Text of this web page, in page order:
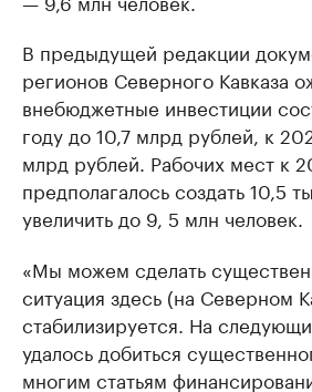
В предыдущей редакции
регионов Северного Кавказа
внебюджетные инвестиции
году до 10,7 млрд рублей, к
млрд рублей. Рабочих мест к
предполагалось создать 10,5
увеличить до 9, 5 млн человек.
«Мы можем сделать
ситуация здесь (на Северном
стабилизируется. На
удалось добиться
многим статьям